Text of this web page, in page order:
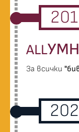
ALL
За всички